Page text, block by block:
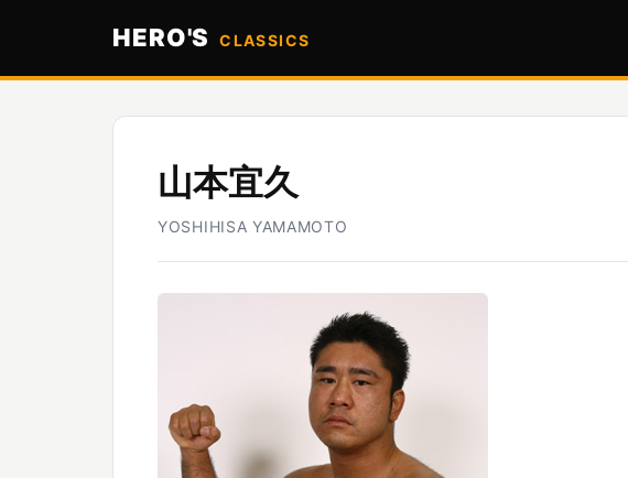
HERO'S CLASSICS
山本宜久
YOSHIHISA YAMAMOTO